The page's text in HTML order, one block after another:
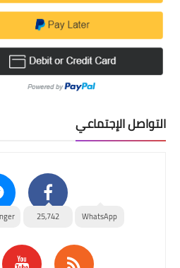
التواصل الإجتماعي
WhatsApp
25,742